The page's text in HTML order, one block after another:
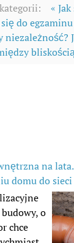
«
do
niezależność?
na
domu do
o
chce